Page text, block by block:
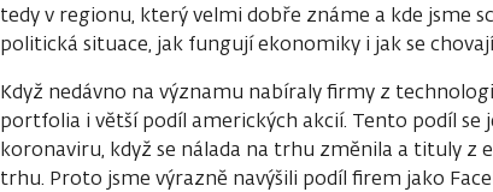
tedy v regionu, který velmi dobře známe a kde jsme
politická situace, jak fungují ekonomiky i jak se
Když nedávno na významu nabíraly firmy z
portfolia i větší podíl amerických akcií. Tento podíl se
koronaviru, když se nálada na trhu změnila a tituly z
trhu. Proto jsme výrazně navýšili podíl firem jako